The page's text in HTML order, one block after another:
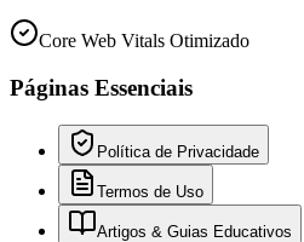
Core Web Vitals Otimizado
Páginas Essenciais
Política de Privacidade
Termos de Uso
Artigos & Guias Educativos